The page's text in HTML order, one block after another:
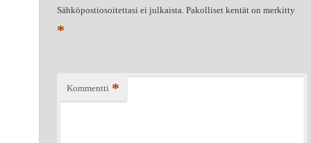
Sähköpostiosoitettasi ei julkaista. Pakolliset kentät on merkitty
*
Kommentti *